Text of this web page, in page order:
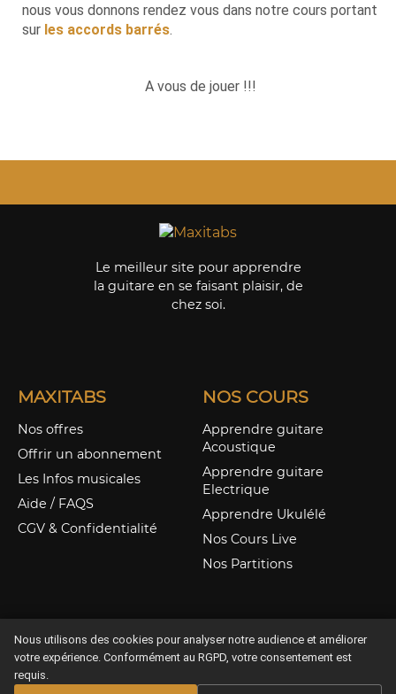
nous vous donnons rendez vous dans notre cours portant
sur les accords barrés.
A vous de jouer !!!
Le meilleur site pour apprendre
la guitare en se faisant plaisir, de
chez soi.
MAXITABS
Nos offres
Offrir un abonnement
Les Infos musicales
Aide / FAQS
CGV & Confidentialité
NOS COURS
Apprendre guitare
Acoustique
Apprendre guitare
Electrique
Apprendre Ukulélé
Nos Cours Live
Nos Partitions
Nous utilisons des cookies pour analyser notre audience et améliorer
votre expérience. Conformément au RGPD, votre consentement est
requis.